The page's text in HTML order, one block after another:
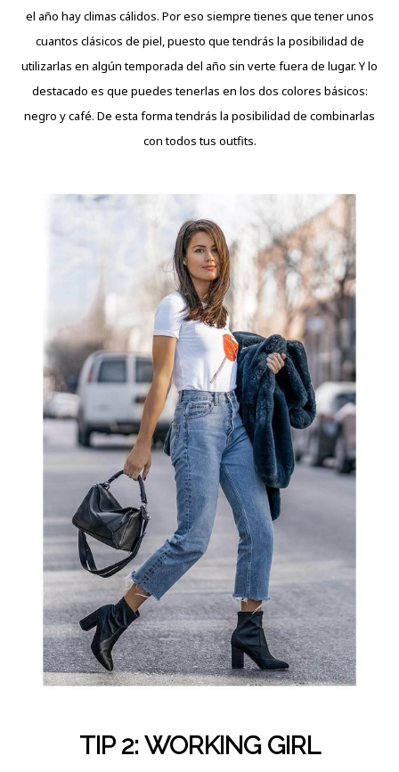
el año hay climas cálidos. Por eso siempre tienes que tener unos
cuantos clásicos de piel, puesto que tendrás la posibilidad de
utilizarlas en algún temporada del año sin verte fuera de lugar. Y lo
destacado es que puedes tenerlas en los dos colores básicos:
negro y café. De esta forma tendrás la posibilidad de combinarlas
con todos tus outfits.
TIP 2: WORKING GIRL